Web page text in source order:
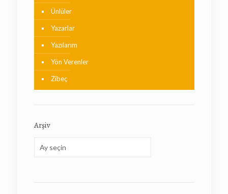
Ünlüler
Yazarlar
Yazılarım
Yön Verenler
Zibeç
Arşiv